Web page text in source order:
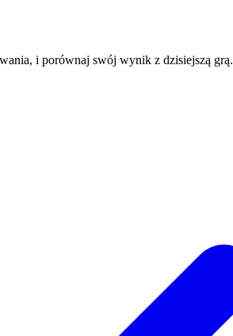
i porównaj swój wynik z dzisiejszą grą.